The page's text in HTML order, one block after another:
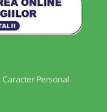
Personal